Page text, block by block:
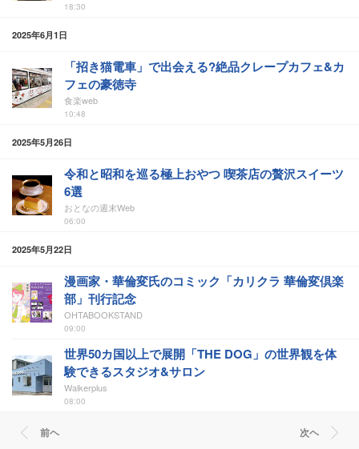
18:30
2025年6月1日
「招き猫電車」で出会える?絶品クレープカフェ&カ
フェの豪徳寺
食楽web
10:48
2025年5月26日
令和と昭和を巡る極上おやつ 喫茶店の贅沢スイーツ
6選
おとなの週末Web
06:00
2025年5月22日
漫画家・華倫変氏のコミック「カリクラ 華倫変倶楽
部」刊行記念
OHTABOOKSTAND
09:00
世界50カ国以上で展開「THE DOG」の世界観を体
験できるスタジオ&サロン
Walkerplus
08:00
前ヘ 次ヘ